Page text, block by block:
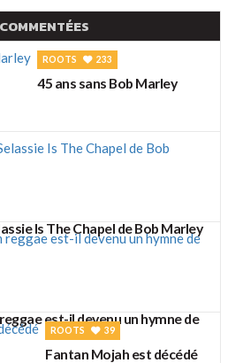
ROOTS 233
45 ans sans Bob Marley
Is The Chapel de Bob Marley
est-il devenu un hymne de
ROOTS 39
Fantan Mojah est décédé